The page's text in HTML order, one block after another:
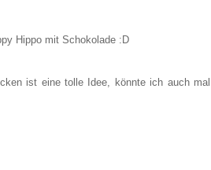
Hippo mit Schokolade :D
ist eine tolle Idee, könnte ich auch mal